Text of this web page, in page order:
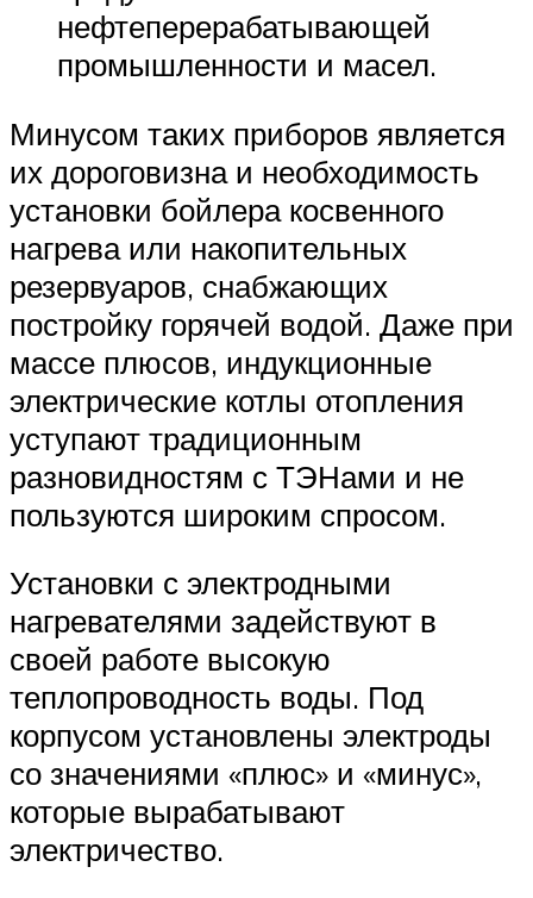
нефтеперерабатывающей
промышленности и масел.
Минусом таких приборов является
их дороговизна и необходимость
установки бойлера косвенного
нагрева или накопительных
резервуаров, снабжающих
постройку горячей водой. Даже при
массе плюсов, индукционные
электрические котлы отопления
уступают традиционным
разновидностям с ТЭНами и не
пользуются широким спросом.
Установки с электродными
нагревателями задействуют в
своей работе высокую
теплопроводность воды. Под
корпусом установлены электроды
со значениями «плюс» и «минус»,
которые вырабатывают
электричество.